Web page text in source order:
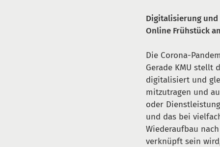
Digitalisierung
Online Frühstück
Die Corona-
Gerade KMU stellt
digitalisiert und
mitzutragen und
oder
und das bei
Wiederaufbau
verknüpft sein